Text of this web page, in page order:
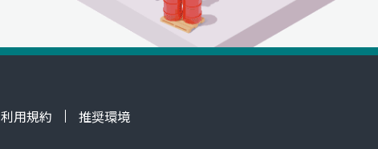
利用規約 推奨環境